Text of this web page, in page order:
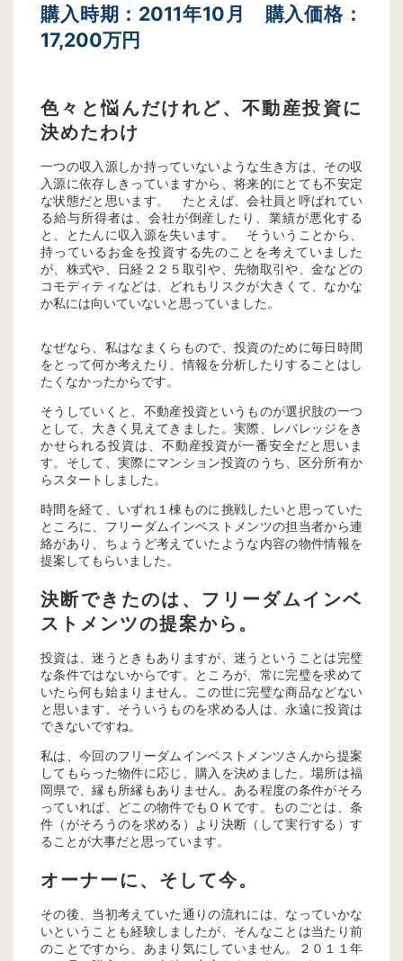
購入時期：2011年10月 購入価格：
17,200万円
色々と悩んだけれど、不動産投資に
決めたわけ
一つの収入源しか持っていないような生き方は、その収
入源に依存しきっていますから、将来的にとても不安定
な状態だと思います。 たとえば、会社員と呼ばれてい
る給与所得者は、会社が倒産したり、業績が悪化する
と、とたんに収入源を失います。 そういうことから、
持っているお金を投資する先のことを考えていました
が、株式や、日経２２５取引や、先物取引や、金などの
コモディティなどは、どれもリスクが大きくて、なかな
か私には向いていないと思っていました。
なぜなら、私はなまくらもので、投資のために毎日時間
をとって何か考えたり、情報を分析したりすることはし
たくなかったからです。
そうしていくと、不動産投資というものが選択肢の一つ
として、大きく見えてきました。実際、レバレッジをき
かせられる投資は、不動産投資が一番安全だと思いま
す。そして、実際にマンション投資のうち、区分所有か
らスタートしました。
時間を経て、いずれ１棟ものに挑戦したいと思っていた
ところに、フリーダムインベストメンツの担当者から連
絡があり、ちょうど考えていたような内容の物件情報を
提案してもらいました。
決断できたのは、フリーダムインベ
ストメンツの提案から。
投資は、迷うときもありますが、迷うということは完璧
な条件ではないからです。ところが、常に完璧を求めて
いたら何も始まりません。この世に完璧な商品などない
と思います。そういうものを求める人は、永遠に投資は
できないですね。
私は、今回のフリーダムインベストメンツさんから提案
してもらった物件に応じ、購入を決めました。場所は福
岡県で、縁も所縁もありません。ある程度の条件がそろ
っていれば、どこの物件でもＯＫです。ものごとは、条
件（がそろうのを求める）より決断（して実行する）す
ることが大事だと思っています。
オーナーに、そして今。
その後、当初考えていた通りの流れには、なっていかな
いということも経験しましたが、そんなことは当たり前
のことですから、あまり気にしていません。２０１１年